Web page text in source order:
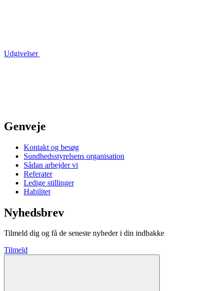
Udgivelser
Genveje
Kontakt og besøg
Sundhedsstyrelsens organisation
Sådan arbejder vi
Referater
Ledige stillinger
Habilitet
Nyhedsbrev
Tilmeld dig og få de seneste nyheder i din indbakke
Tilmeld